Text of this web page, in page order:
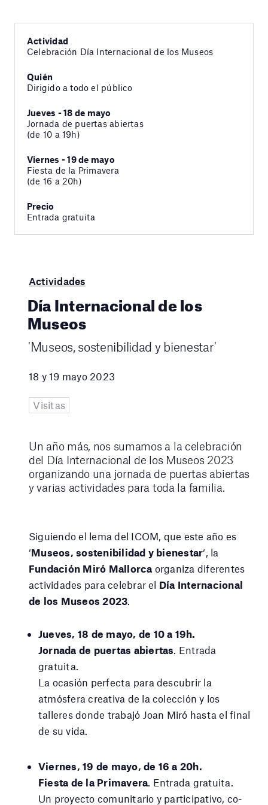
Actividad
Celebración Día Internacional de los Museos
Quién
Dirigido a todo el público
Jueves - 18 de mayo
Jornada de puertas abiertas
(de 10 a 19h)
Viernes - 19 de mayo
Fiesta de la Primavera
(de 16 a 20h)
Precio
Entrada gratuita
Actividades
Día Internacional de los
Museos
'Museos, sostenibilidad y bienestar'
18 y 19 mayo 2023
Visitas
Un año más, nos sumamos a la celebración
del Día Internacional de los Museos 2023
organizando una jornada de puertas abiertas
y varias actividades para toda la familia.
Siguiendo el lema del ICOM, que este año es
‘Museos, sostenibilidad y bienestar‘, la
Fundación Miró Mallorca organiza diferentes
actividades para celebrar el Día Internacional
de los Museos 2023.
Jueves, 18 de mayo, de 10 a 19h.
Jornada de puertas abiertas. Entrada
gratuita.
La ocasión perfecta para descubrir la
atmósfera creativa de la colección y los
talleres donde trabajó Joan Miró hasta el final
de su vida.
Viernes, 19 de mayo, de 16 a 20h.
Fiesta de la Primavera. Entrada gratuita.
Un proyecto comunitario y participativo, co-